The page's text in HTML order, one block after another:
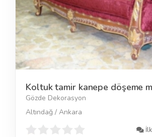
Koltuk tamir kanepe döşeme
Gözde Dekorasyon
Altındağ / Ankara